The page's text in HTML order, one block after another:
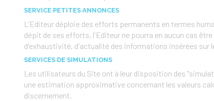
SERVICE PETITES ANNONCES
L'Editeur déploie des efforts permanents en termes
dépit de ses efforts, l'Editeur ne pourra en aucun cas
d'exhaustivité, d'actualité des informations insérées sur
SERVICES DE SIMULATIONS
Les utilisateurs du Site ont à leur disposition des
une estimation approximative concernant les valeurs
discernement.